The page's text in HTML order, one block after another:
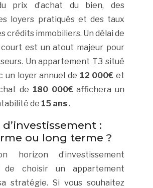
prix d’achat du bien, des
loyers pratiqués et des taux
crédits immobiliers. Un délai de
est un atout majeur pour
Un appartement T3 situé
un loyer annuel de 12 000€et
de 180 000€affichera un
de 15 ans.
:
ou long terme ?
horizon d’investissement
de choisir un appartement
stratégie. Si vous souhaitez